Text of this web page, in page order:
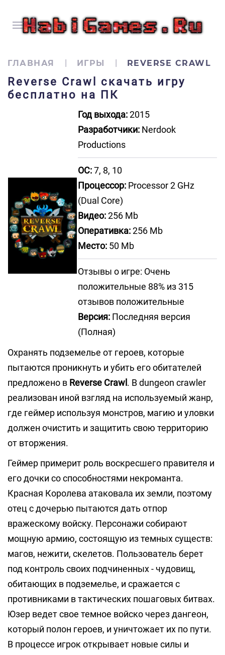
ГЛАВНАЯ ИГРЫ REVERSE CRAWL
Reverse Crawl скачать игру
бесплатно на ПК
Год выхода:2015
Разработчики: Nerdook
Productions
ОС:7, 8, 10
Процессор: Processor 2 GHz
(Dual Core)
Видео:256 Mb
Оперативка:256 Mb
Место: 50 Mb
Отзывы о игре: Очень
положительные 88% из 315
отзывов положительные
Версия: Последняя версия
(Полная)
Охранять подземелье от героев, которые
пытаются проникнуть и убить его обитателей
предложено в Reverse Crawl . В dungeon crawler
реализован иной взгляд на используемый жанр,
где геймер используя монстров, магию и уловки
должен очистить и защитить свою территорию
от вторжения.
Геймер примерит роль воскресшего правителя и
его дочки со способностями некроманта.
Красная Королева атаковала их земли, поэтому
отец с дочерью пытаются дать отпор
вражескому войску. Персонажи собирают
мощную армию, состоящую из темных существ:
магов, нежити, скелетов. Пользователь берет
под контроль своих подчиненных - чудовищ,
обитающих в подземелье, и сражается с
противниками в тактических пошаговых битвах.
Юзер ведет свое темное войско через дангеон,
который полон героев, и уничтожает их по пути.
В процессе игрок открывает новые силы и